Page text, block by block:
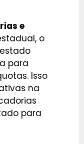
e
o
para
Isso
na
para